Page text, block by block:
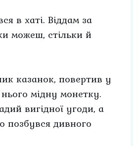
в хаті. Віддам за
можеш, стільки й
казанок, повертив у
мідну монетку.
вигідної угоди, а
позбувся дивного